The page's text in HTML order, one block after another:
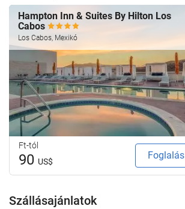
Hampton Inn & Suites By Hilton Los
Cabos
Los Cabos, Mexikó
Ft-tól
90 US$
Foglalás
Szállásajánlatok